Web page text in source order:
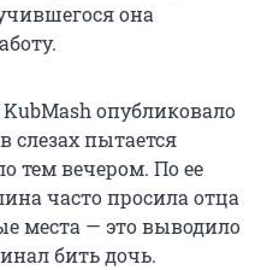
она
опубликовало
слезах пытается
тем вечером. По ее
часто просила отца
места — это выводило
бить дочь.